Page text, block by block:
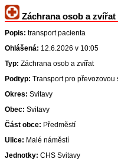
Záchrana osob a
Popis: transport pacienta
Ohlášená: 12.6.2026 v 10:05
Typ: Záchrana osob a zvířat
Podtyp: Transport pro převozovou
Okres: Svitavy
Obec: Svitavy
Část obce: Předměstí
Ulice: Malé náměstí
Jednotky: CHS Svitavy